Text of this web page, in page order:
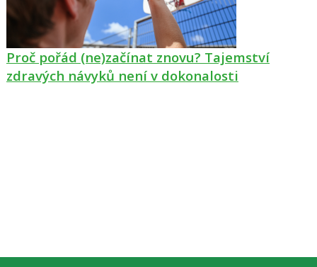
Proč pořád (ne)začínat znovu? Tajemství
zdravých návyků není v dokonalosti